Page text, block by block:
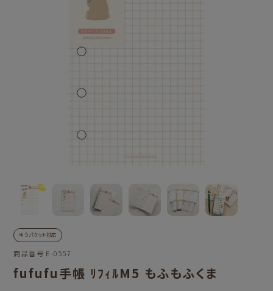
ゆうパケット対応
商品番号 E-0557
fufufu手帳 ﾘﾌｨﾙM5 もふもふくま